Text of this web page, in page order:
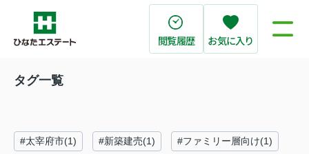
閲覧履歴 お気に入り
タグ一覧
#太宰府市(1) #新築建売(1) #ファミリー層向け(1)